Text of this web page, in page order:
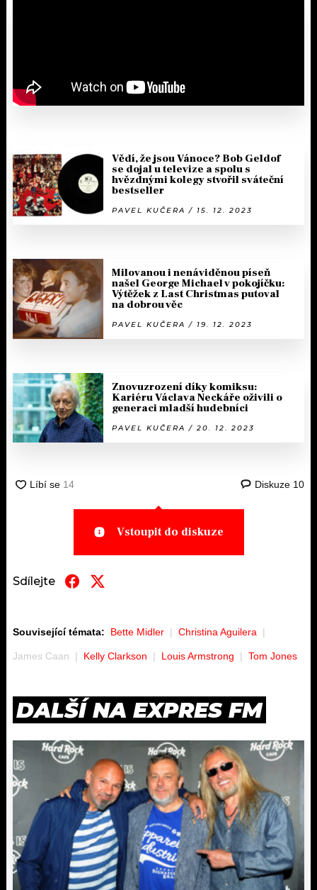
Vědí, že jsou Vánoce? Bob Geldof
se dojal u televize a spolu s
hvězdnými kolegy stvořil sváteční
bestseller
PAVEL KUČERA / 15. 12. 2023
Milovanou i nenáviděnou píseň
našel George Michael v pokojíčku:
Výtěžek z Last Christmas putoval
na dobrou věc
PAVEL KUČERA / 19. 12. 2023
Znovuzrození díky komiksu:
Kariéru Václava Neckáře oživili o
generaci mladší hudebníci
PAVEL KUČERA / 20. 12. 2023
Diskuze 10
Vstoupit do diskuze
Sdílejte
Související témata: Bette Midler Christina Aguilera
James Caan Kelly Clarkson Louis Armstrong Tom Jones
DALŠÍ NA EXPRES FM